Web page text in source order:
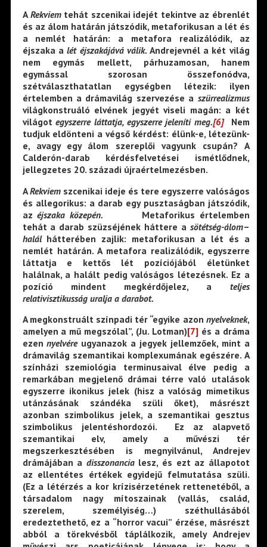
ARekviemtehát szcenikai idejét tekintve az ébrenlét
és az álom határán játszódik, metaforikusan a lét és
a nemlét határán: a metafora realizálódik, az
éjszaka alét éjszakájává válik. Andrejevnél a két világ
nem egymás mellett, párhuzamosan, hanem
egymással szorosan összefonódva,
szétválaszthatatlan egységben létezik: ilyen
értelemben a drámavilág szervezése a szürrealizmus
világkonstruáló elvének jegyét viseli magán: a két
világotegyszerre láttatja, egyszerre jeleníti meg.[6]
Nem
tudjuk eldönteni a végső kérdést: élünk-e, létezünk-
e, avagy egy álom szereplői vagyunk csupán? A
Calderón-darab kérdésfelvetései ismétlődnek,
jellegzetes 20. századi újraértelmezésben.
ARekviemszcenikai ideje és tere egyszerre valóságos
és allegorikus: a darab egy pusztaságban játszódik,
azéjszaka közepén. Metaforikus értelemben
tehát a darab szüzséjének háttere a sötétség-álom–
halálhátterében zajlik: metaforikusan a lét és a
nemlét határán. A metafora realizálódik, egyszerre
láttatja e kettős lét pozíciójából életünket
halálnak, a halált pedig valóságos létezésnek. Ez a
pozíció mindent megkérdőjelez, a teljes
relativisztikusság uralja a darabot.
A megkonstruált színpadi tér “egyike azon nyelveknek,
amelyen a mű megszólal”, (Ju. Lotman)[7] és a dráma
ezennyelvére ugyanazok a jegyek jellemzőek, mint a
drámavilág szemantikai komplexumának egészére. A
színházi szemiológia terminusaival élve pedig a
remarkában megjelenő drámai térre való utalások
egyszerre ikonikus jelek (hisz a valóság mimetikus
utánzásának szándéka szüli őket), másrészt
azonban szimbolikus jelek, a szemantikai gesztus
szimbolikus jelentéshordozói. Ez az alapvető
szemantikai elv, amely a művészi tér
megszerkesztésében is megnyilvánul, Andrejev
drámájában a disszonancialesz, és ezt az állapotot
az ellentétes értékek egyidejű felmutatása szüli.
(Ez a létérzés a kor krízisérzetének rettenetéből, a
társadalom nagy mítoszainak (vallás, család,
szerelem, személyiség…) széthullásából
eredeztethető, ez a “horror vacui” érzése, másrészt
abból a törekvésből táplálkozik, amely Andrejev